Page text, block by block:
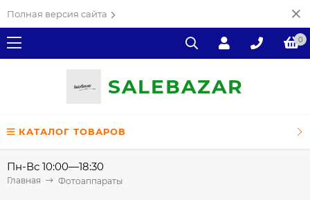
Полная версия сайта
0
SALEВAZAR
КАТАЛОГ ТОВАРОВ
Пн-Вс 10:00—18:30
Главная Фотоаппараты